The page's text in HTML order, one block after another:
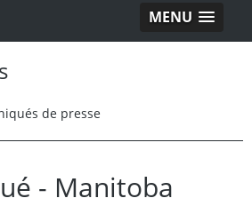
MENU
de presse
- Manitoba